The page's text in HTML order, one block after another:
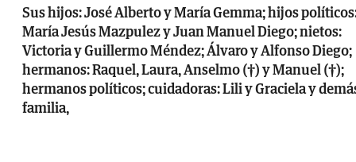
Sus hijos: José Alberto y María Gemma; hijos
María Jesús Mazpulez y Juan Manuel Diego; nietos:
Victoria y Guillermo Méndez; Álvaro y Alfonso Diego;
hermanos: Raquel, Laura, Anselmo (†) y Manuel (†);
hermanos políticos; cuidadoras: Lili y Graciela y
familia,